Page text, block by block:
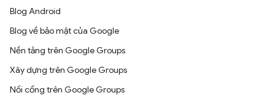
Blog Android
Blog về bảo mật của Google
Nền tảng trên Google Groups
Xây dựng trên Google Groups
Nối cổng trên Google Groups